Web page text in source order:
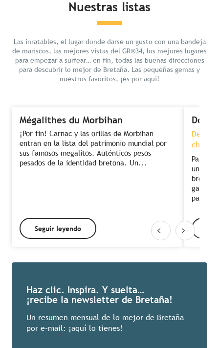
Nuestras listas
Las inratables, el lugar donde darse un gusto con una bandeja
de mariscos, las mejores vistas del GR®34, los mejores lugares
para empezar a surfear… en fin, todas las buenas direcciones
para descubrir lo mejor de Bretaña. Las pequeñas gemas y
nuestros favoritos, ¡es por aquí!
Mégalithes du Morbihan
¡Por fin! Carnac y las orillas de Morbihan
entran en la lista del patrimonio mundial por
sus famosos megalitos. Auténticos pesos
pesados de la identidad bretona. Un...
Seguir leyendo
chef
Para
una
bretón.
para...
Haz clic. Inspira. Y suelta…
¡recibe la newsletter de Bretaña!
Un resumen mensual de lo mejor de Bretaña
por e-mail: ¡aquí lo tienes!